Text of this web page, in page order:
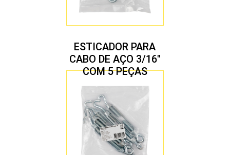
ESTICADOR PARA
CABO DE AÇO 3/16″
COM 5 PEÇAS